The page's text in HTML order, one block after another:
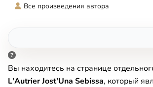
Все произведения автора
Вы находитесь на странице
L'Autrier Jost'Una Sebissa, который